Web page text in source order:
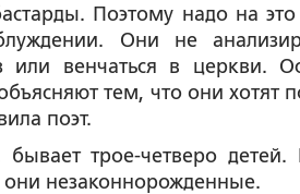
Поэтому надо на
Они не
или венчаться в церкви.
тем, что они хотят
поэт.
трое-четверо
они незаконнорожденные.